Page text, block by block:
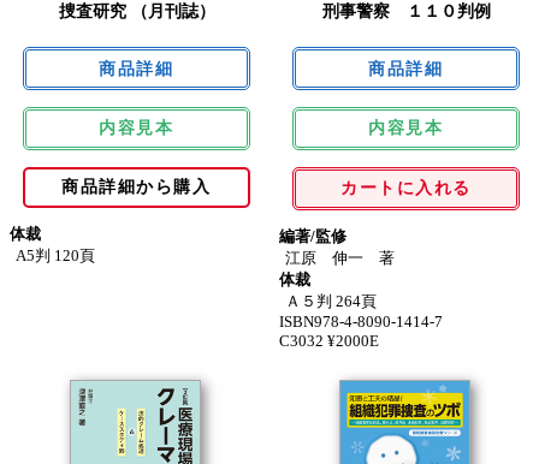
捜査研究 （月刊誌）
内容見本
商品詳細から購入
体裁
A5判 120頁
刑事警察 １１０判例
内容見本
カートに入れる
編著/監修
江原 伸一 著
体裁
Ａ５判 264頁
ISBN978-4-8090-1414-7
C3032 ¥2000E